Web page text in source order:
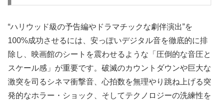
“ハリウッド級の予告編やドラマチックな劇伴演出”を
100%成功させるには、安っぽいデジタル音を徹底的に排
除し、映画館のシートを震わせるような「圧倒的な音圧と
スケール感」が重要です。破滅のカウントダウンや巨大な
激突を司るシネマ衝撃音、心拍数を無理やり跳ね上げる突
発的なホラー・ショック、そしてテクノロジーの洗練性を